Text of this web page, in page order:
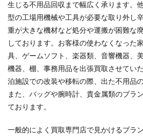
生じる不用品回収まで幅広く承ります。
型の工場用機械や工具が必要な取り外し
重が大きな機材など処分や運搬が困難な
しております。お客様の使わなくなった
具、ゲームソフト、楽器類、音響機器、
機器、棚、事務用品を出張買取させてい
泊施設での改装や移転の際、出た不用品
また、バッグや腕時計、貴金属類のブラ
ております。
一般的によく買取専門店で見かけるブラ